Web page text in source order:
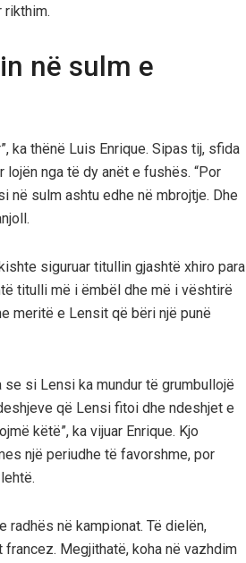
rikthim.
në sulm e
ka thënë Luis Enrique. Sipas tij, sfida
nga të dy anët e fushës. “Por
në sulm ashtu edhe në mbrojtje. Dhe
siguruar titullin gjashtë xhiro para
titulli më i ëmbël dhe më i vështirë
meritë e Lensit që bëri një punë
si Lensi ka mundur të grumbullojë
që Lensi fitoi dhe ndeshjet e
këtë”, ka vijuar Enrique. Kjo
një periudhe të favorshme, por
radhës në kampionat. Të dielën,
Megjithatë, koha në vazhdim